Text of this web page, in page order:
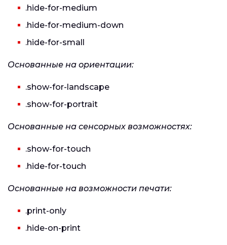
.hide-for-medium
.hide-for-medium-down
.hide-for-small
Основанные на ориентации:
.show-for-landscape
.show-for-portrait
Основанные на сенсорных возможностях:
.show-for-touch
.hide-for-touch
Основанные на возможности печати:
.print-only
.hide-on-print